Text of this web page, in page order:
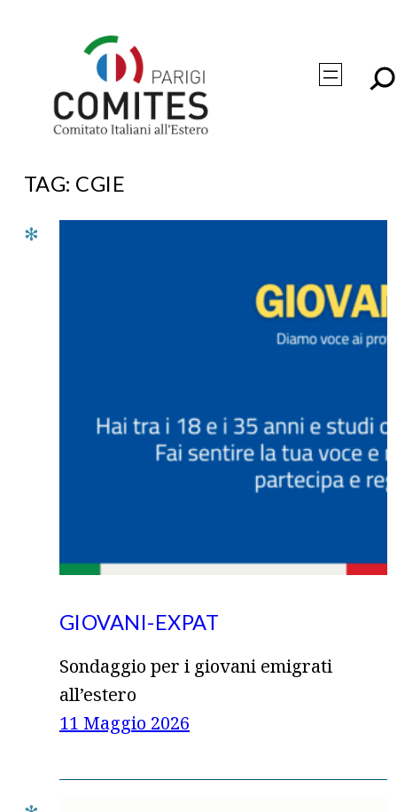
TAG: CGIE
GIOVANI-EXPAT
Sondaggio per i giovani emigrati
all’estero
11 Maggio 2026